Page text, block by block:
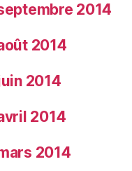
2014
2014
2014
2014
2014